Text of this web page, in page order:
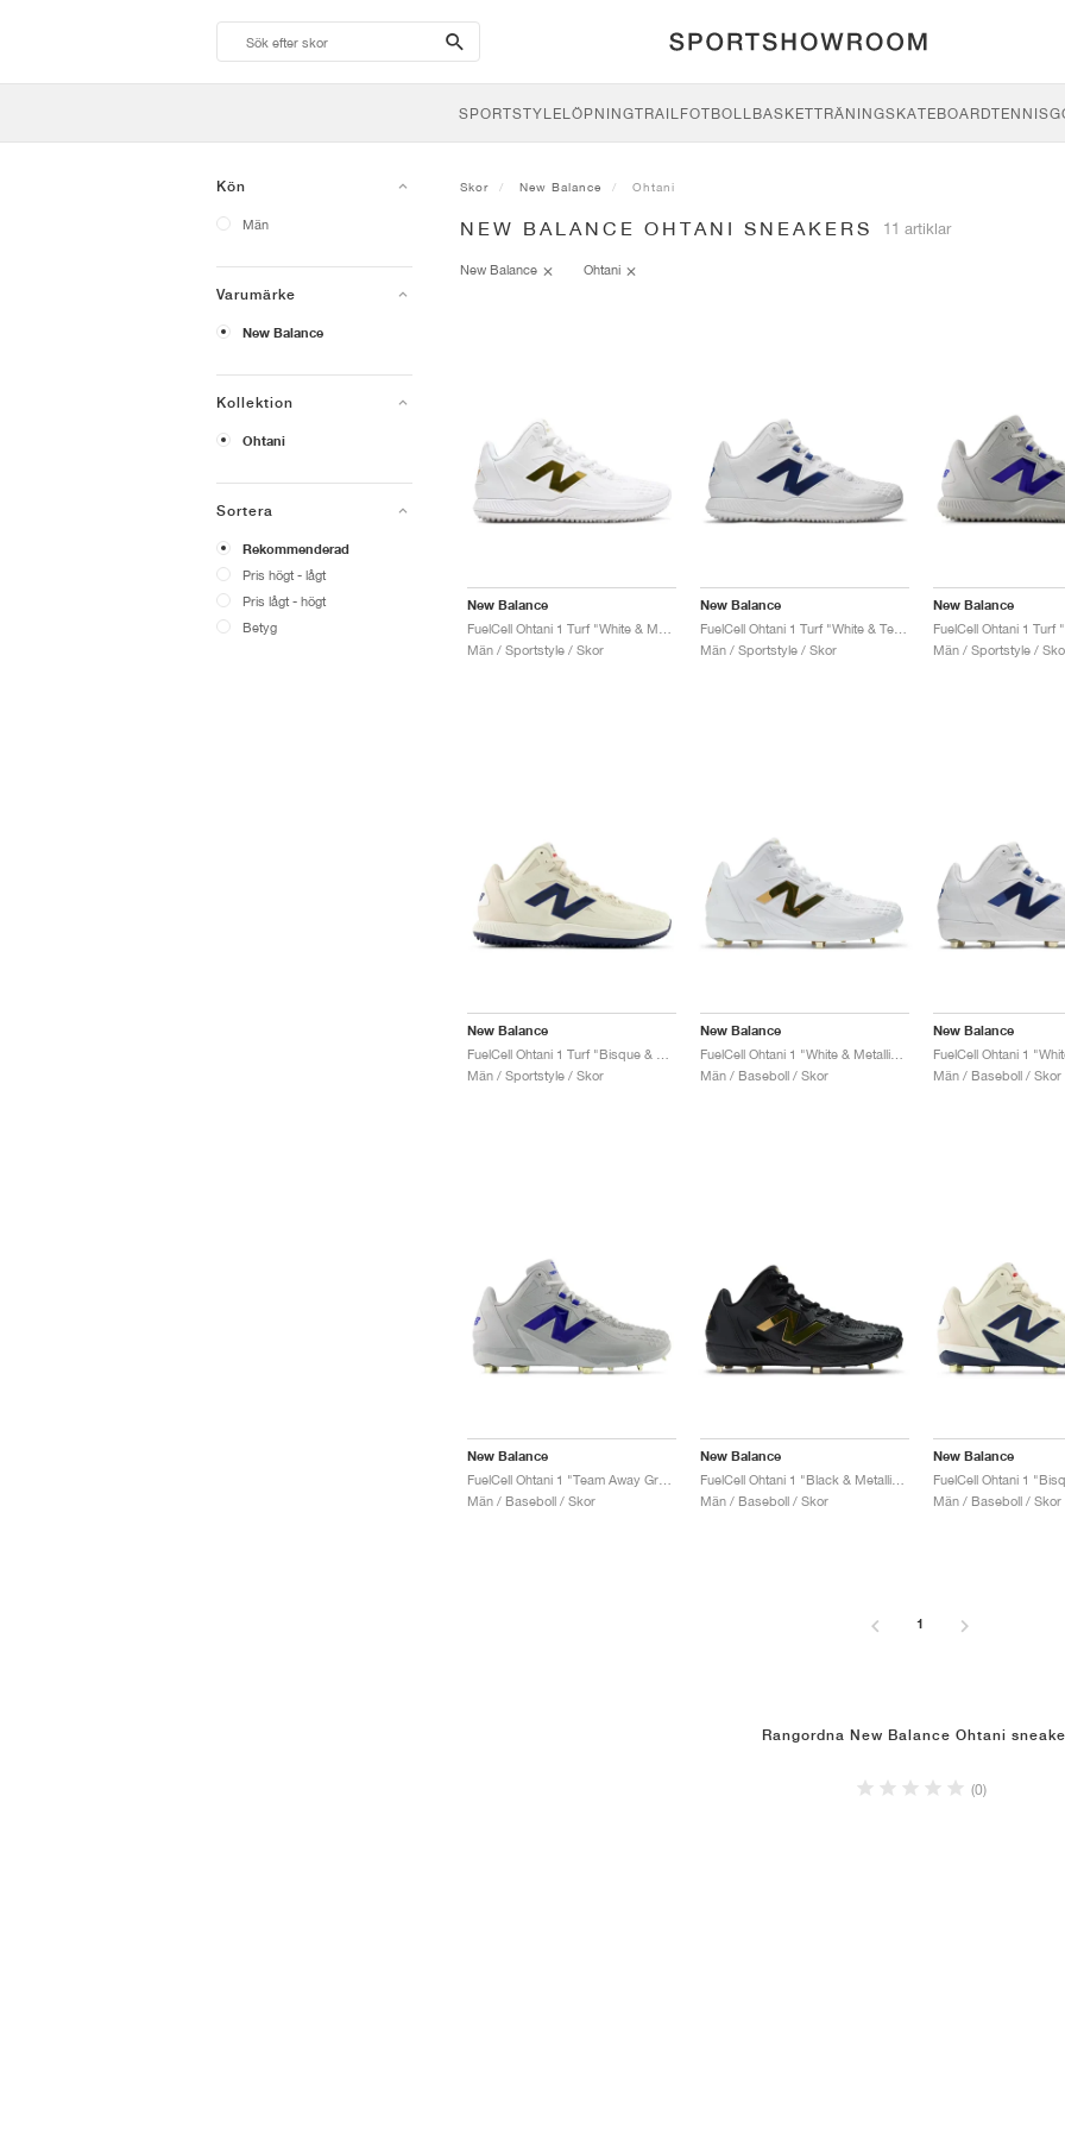
search-
btn
SPORTSTYLELÖPNINGTRAILFOTBOLLBASKETTRÄNINGSKATEBOARDTENNIS
Kön
Män
Varumärke
New Balance
Kollektion
Ohtani
Sortera
Rekommenderad
Pris högt - lågt
Pris lågt - högt
Betyg
Skor New Balance Ohtani
NEW BALANCE OHTANI SNEAKERS 11 artiklar
New Balance Ohtani
New Balance
Män / Sportstyle / Skor
New Balance
FuelCell Ohtani 1 Turf "White & Team Royal"
Män / Sportstyle / Skor
New Balance
Män / Sportstyle /
New Balance
Män / Sportstyle / Skor
New Balance
FuelCell Ohtani 1 "White & Metallic Gold"
Män / Baseboll / Skor
New Balance
FuelCell Ohtani 1
Män / Baseboll / Skor
New Balance
Män / Baseboll / Skor
New Balance
FuelCell Ohtani 1 "Black & Metallic Gold"
Män / Baseboll / Skor
New Balance
Män / Baseboll / Skor
1
Rangordna New Balance Ohtani
(0)